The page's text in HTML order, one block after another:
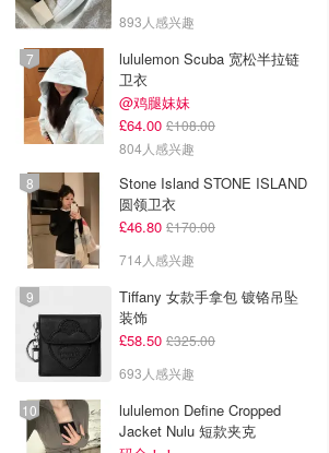
893人感兴趣
lululemon Scuba 宽松半拉链
卫衣
@鸡腿妹妹
£64.00 £108.00
804人感兴趣
Stone Island STONE ISLAND
圆领卫衣
£46.80 £170.00
714人感兴趣
Tiffany 女款手拿包 镀铬吊坠
装饰
£58.50 £325.00
693人感兴趣
lululemon Define Cropped
Jacket Nulu 短款夹克